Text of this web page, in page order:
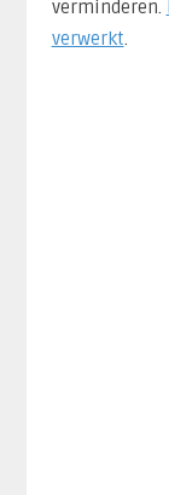
verminderen.
verwerkt.